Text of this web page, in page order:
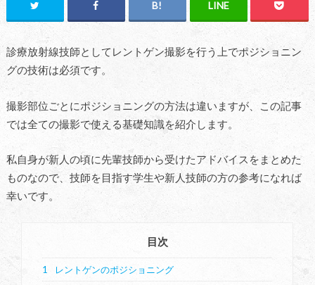
診療放射線技師としてレントゲン撮影を行う上でポジショニン
グの技術は必須です。
撮影部位ごとにポジショニングの方法は違いますが、この記事
では全ての撮影で使える基礎知識を紹介します。
私自身が新人の頃に先輩技師から受けたアドバイスをまとめた
ものなので、技師を目指す学生や新人技師の方の参考になれば
幸いです。
目次
1 レントゲンのポジショニング